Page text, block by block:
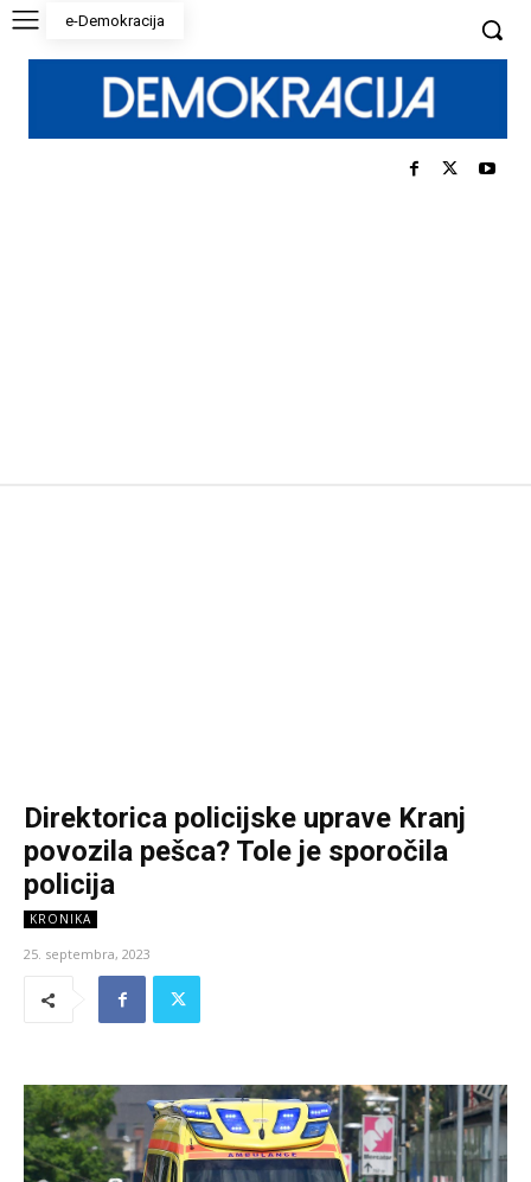
e-Demokracija
Direktorica policijske uprave Kranj
povozila pešca? Tole je sporočila
policija
KRONIKA
25. septembra, 2023